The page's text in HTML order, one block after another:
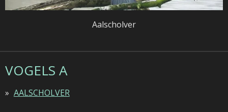
Aalscholver
VOGELS A
AALSCHOLVER